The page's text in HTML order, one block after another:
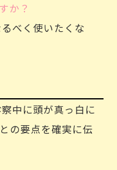
か？
べく使いたくな
中に頭が真っ白に
の要点を確実に伝